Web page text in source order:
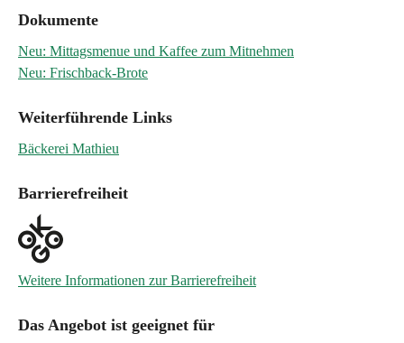
Dokumente
Neu: Mittagsmenue und Kaffee zum Mitnehmen
Neu: Frischback-Brote
Weiterführende Links
Bäckerei Mathieu
Barrierefreiheit
Weitere Informationen zur Barrierefreiheit
Das Angebot ist geeignet für